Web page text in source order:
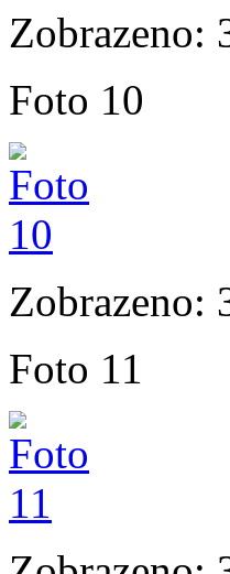
Zobrazeno:
Foto 10
Zobrazeno:
Foto 11